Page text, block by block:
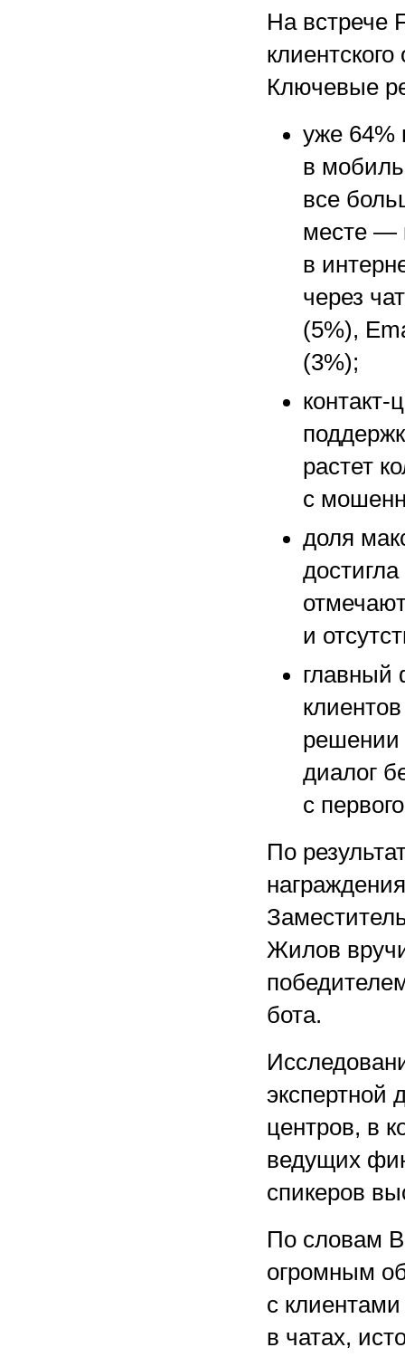
На встрече
Ключевые
уже 64%
в
все
месте —
в
через
(5%),
(3%);
контакт-
растет
с
доля
и
главный
решении
диалог
с
По
Жилов
бота.
экспертной
центров, в
ведущих
спикеров
По словам
огромным
с
в чатах,